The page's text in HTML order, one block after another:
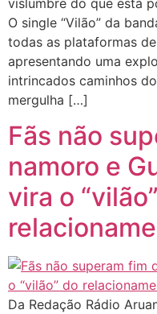
O single “Vilão” da
todas as plataformas
apresentando uma
intrincados caminhos
mergulha […]
Fãs não
namoro e
vira o
Da Redação Rádio